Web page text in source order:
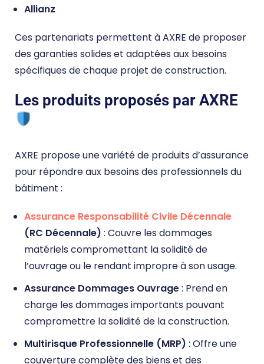
Allianz
Ces partenariats permettent à AXRE de proposer
des garanties solides et adaptées aux besoins
spécifiques de chaque projet de construction.
Les produits proposés par AXRE
AXRE propose une variété de produits d’assurance
pour répondre aux besoins des professionnels du
bâtiment :
Assurance Responsabilité Civile Décennale
(RC Décennale) : Couvre les dommages
matériels compromettant la solidité de
l’ouvrage ou le rendant impropre à son usage.
Assurance Dommages Ouvrage: Prend en
charge les dommages importants pouvant
compromettre la solidité de la construction.
Multirisque Professionnelle (MRP) : Offre une
couverture complète des biens et des